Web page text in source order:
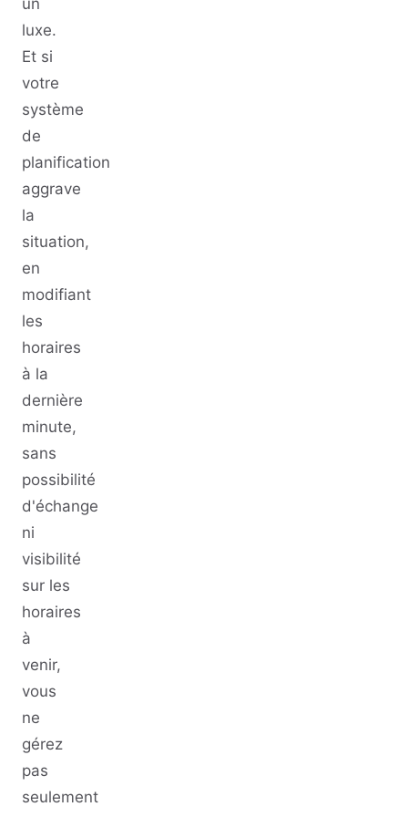
luxe.
Et si
votre
système
de
planification
aggrave
la
situation,
en
modifiant
les
horaires
à la
dernière
minute,
sans
possibilité
d'échange
ni
visibilité
sur les
horaires
à
venir,
vous
ne
gérez
pas
seulement